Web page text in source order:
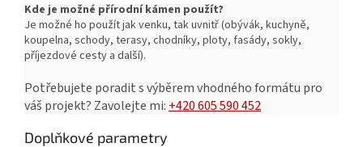
Kde je možné přírodní kámen použít?
Je možné ho použít jak venku, tak uvnitř (obývák, kuchyně,
koupelna, schody, terasy, chodníky, ploty, fasády, sokly,
příjezdové cesty a další).
Potřebujete poradit s výběrem vhodného formátu pro
váš projekt? Zavolejte mi: +420 605 590 452
Doplňkové parametry